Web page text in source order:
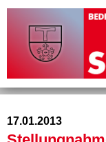
17.01.2013